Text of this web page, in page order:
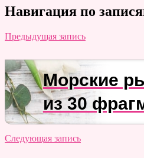
Навигация по
Предыдущая запись
Морские
из 30
Следующая запись